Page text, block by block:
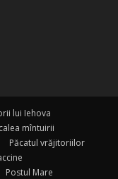
lui Iehova
mîntuirii
Păcatul vrăjitoriilor
Postul Mare